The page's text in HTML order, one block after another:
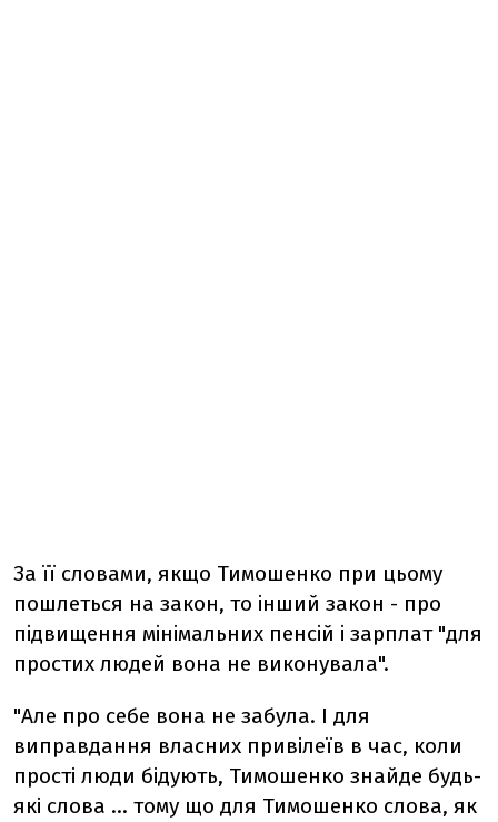
За її словами, якщо Тимошенко при цьому
пошлеться на закон, то інший закон - про
підвищення мінімальних пенсій і зарплат "для
простих людей вона не виконувала".
"Але про себе вона не забула. І для
виправдання власних привілеїв в час, коли
прості люди бідують, Тимошенко знайде будь-
які слова ... тому що для Тимошенко слова, як